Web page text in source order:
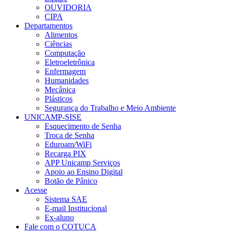
OUVIDORIA
CIPA
Departamentos
Alimentos
Ciências
Computação
Eletroeletrônica
Enfermagem
Humanidades
Mecânica
Plásticos
Segurança do Trabalho e Meio Ambiente
UNICAMP-SISE
Esquecimento de Senha
Troca de Senha
Eduroam/WiFi
Recarga PIX
APP Unicamp Serviços
Apoio ao Ensino Digital
Botão de Pânico
Acesse
Sistema SAE
E-mail Institucional
Ex-aluno
Fale com o COTUCA